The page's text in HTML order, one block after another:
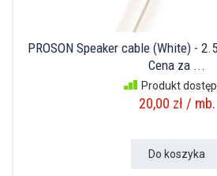
PROSON Speaker cable (White) -
Cena za ...
Produkt
20,00 zł / mb.
Do koszyka